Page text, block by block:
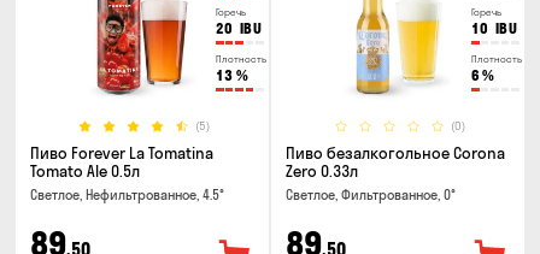
Горечь
20 IBU
Плотность
13 %
(5)
Пиво Forever La Tomatina
Tomato Ale 0.5л
Светлое, Нефильтрованное, 4.5°
89
Горечь
10 IBU
Плотность
6 %
(0)
Пиво безалкогольное Corona
Zero 0.33л
Светлое, Фильтрованное, 0°
89